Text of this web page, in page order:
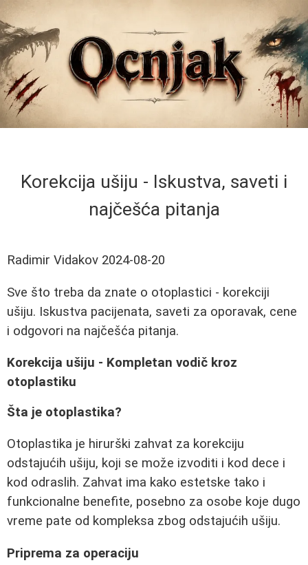
Korekcija ušiju - Iskustva, saveti i
najčešća pitanja
Radimir Vidakov 2024-08-20
Sve što treba da znate o otoplastici - korekciji
ušiju. Iskustva pacijenata, saveti za oporavak, cene
i odgovori na najčešća pitanja.
Korekcija ušiju - Kompletan vodič kroz
otoplastiku
Šta je otoplastika?
Otoplastika je hirurški zahvat za korekciju
odstajućih ušiju, koji se može izvoditi i kod dece i
kod odraslih. Zahvat ima kako estetske tako i
funkcionalne benefite, posebno za osobe koje dugo
vreme pate od kompleksa zbog odstajućih ušiju.
Priprema za operaciju